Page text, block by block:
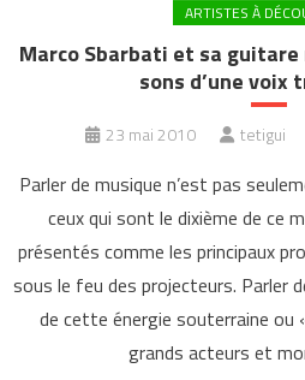
ARTISTES À
Marco Sbarbati et sa guitare
sons d’une voix
23 mai 2010 tetigui
Parler de musique n’est pas
ceux qui sont le dixième de ce
présentés comme les principaux
sous le feu des projecteurs. Parler
de cette énergie souterraine ou
grands acteurs et